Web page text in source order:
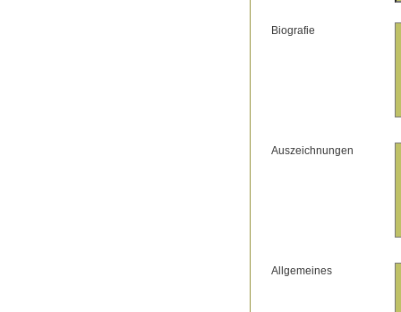
Biografie
Auszeichnungen
Allgemeines